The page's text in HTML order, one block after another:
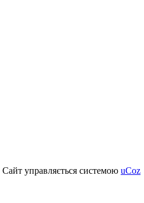
Сайт управляється системою uCoz